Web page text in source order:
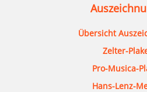
Übersicht
Zelter-
Pro-Musica-
Hans-Lenz-